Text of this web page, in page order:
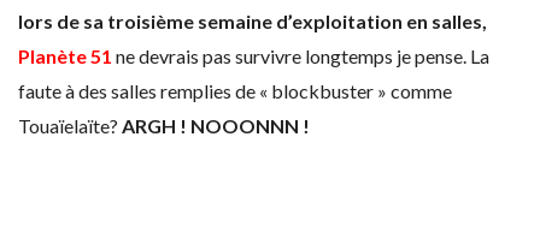
lors de sa troisième semaine d’exploitation en salles,
Planète 51 ne devrais pas survivre longtemps je pense. La
faute à des salles remplies de « blockbuster » comme
Touaïelaïte? ARGH ! NOOONNN !